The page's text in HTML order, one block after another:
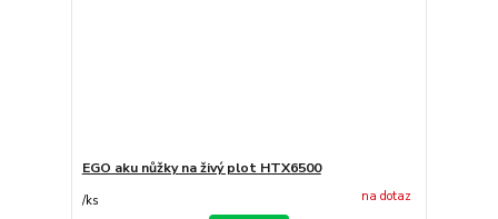
EGO aku nůžky na živý plot HTX6500
/ks na dotaz